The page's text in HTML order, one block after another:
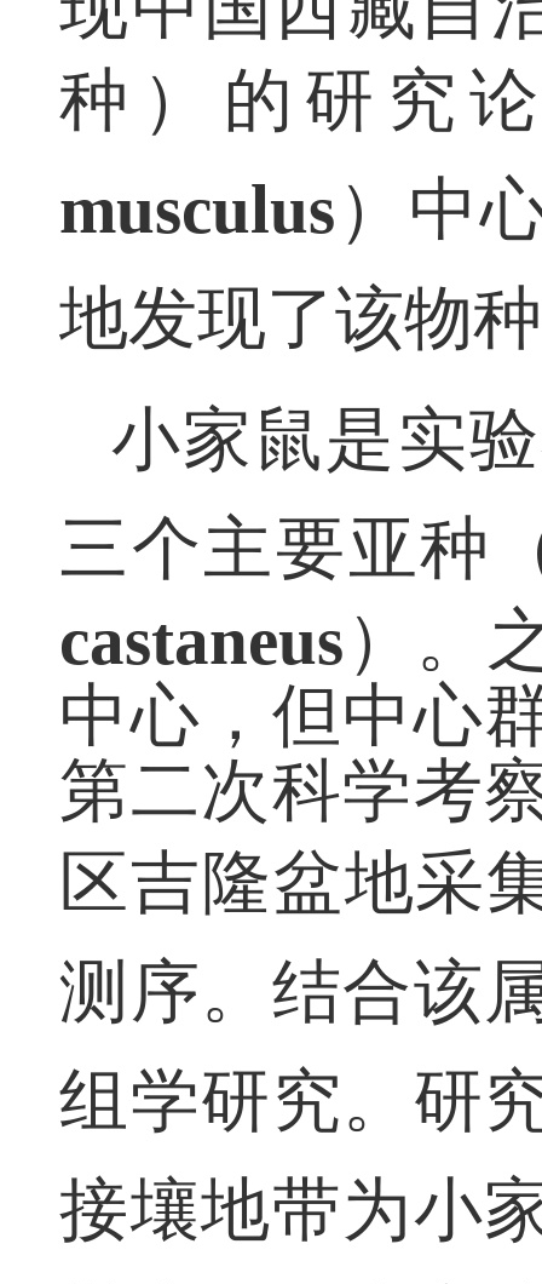
现中国西藏自
种） 的研究
musculus）中
地发现了该物
小家鼠是实
三个主要亚种
castaneus）。
中心，但中心
第二次科学考
区吉隆盆地采
测序。结合该
组学研究。研
接壤地带为小